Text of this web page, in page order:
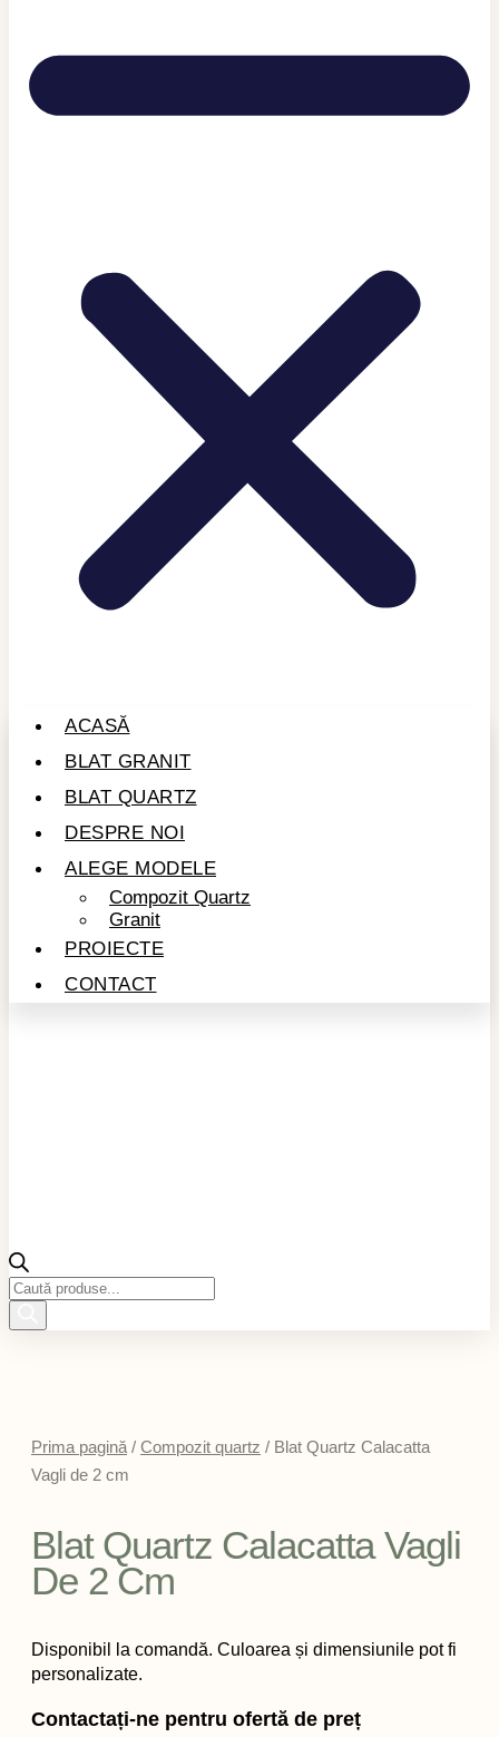
ACASĂ
BLAT GRANIT
BLAT QUARTZ
DESPRE NOI
ALEGE MODELE
Compozit Quartz
Granit
PROIECTE
CONTACT
Products
search
Prima pagină / Compozit quartz / Blat Quartz Calacatta
Vagli de 2 cm
Blat Quartz Calacatta Vagli
De 2 Cm
Disponibil la comandă. Culoarea și dimensiunile pot fi
personalizate.
Contactați-ne pentru ofertă de preț